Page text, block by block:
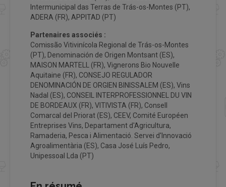
Intermunicipal das Terras de Trás-os-Montes (PT),
ADERA (FR), APPITAD (PT)
Partenaires associés :
Comissão Vitivinícola Regional de Trás-os-Montes
(PT), Denominación de Origen Montsant (ES),
MAISON MARTELL (FR), Vignerons Bio Nouvelle
Aquitaine (FR), CONSEJO REGULADOR
DENOMINACIÓN DE ORGIEN BINISSALEM (ES), Vins
Nadal (ES), CONSEIL INTERPROFESSIONNEL DU VIN
DE BORDEAUX (FR), VITIVISTA (FR), Consell
Comarcal del Priorat (ES), CEEV, Comité Européen
Entreprises Vins, Departament d'Agricultura,
Ramaderia, Pesca i Alimentació. Servei d'Innovació
Agroalimentària (ES), Casa José Luís Pedro,
Unipessoal Lda (PT)